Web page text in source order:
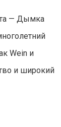
— Дымка
Wein и
и широкий